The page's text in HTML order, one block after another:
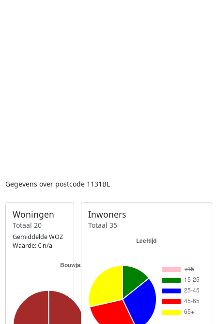
Gegevens over postcode 1131BL
Woningen
Totaal 20
Gemiddelde WOZ
Waarde: € n/a
Inwoners
Totaal 35